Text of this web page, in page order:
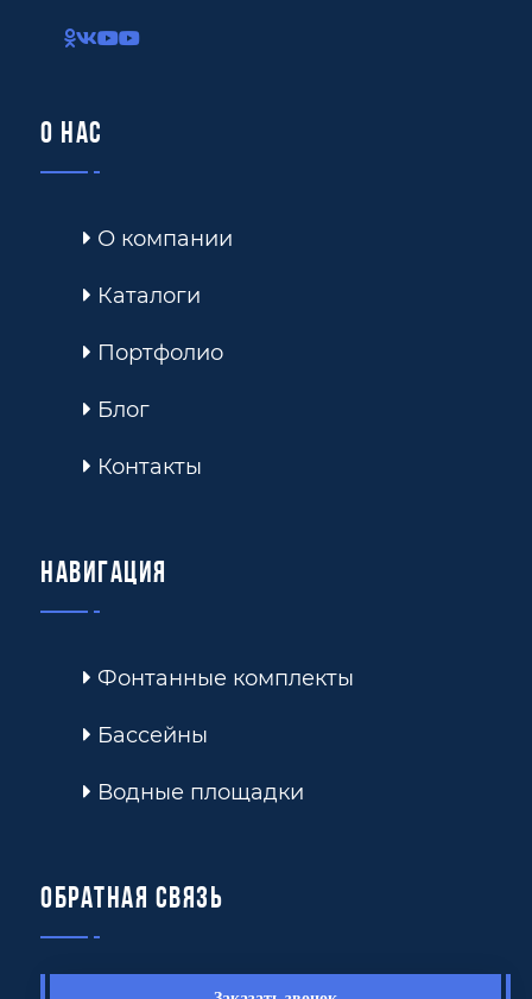
О нас
О компании
Каталоги
Портфолио
Блог
Контакты
Навигация
Фонтанные комплекты
Бассейны
Водные площадки
Обратная связь